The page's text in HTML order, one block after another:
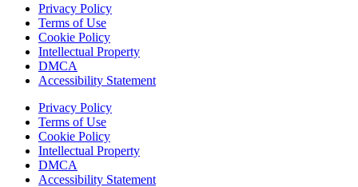
Privacy Policy
Terms of Use
Cookie Policy
Intellectual Property
DMCA
Accessibility Statement
Privacy Policy
Terms of Use
Cookie Policy
Intellectual Property
DMCA
Accessibility Statement